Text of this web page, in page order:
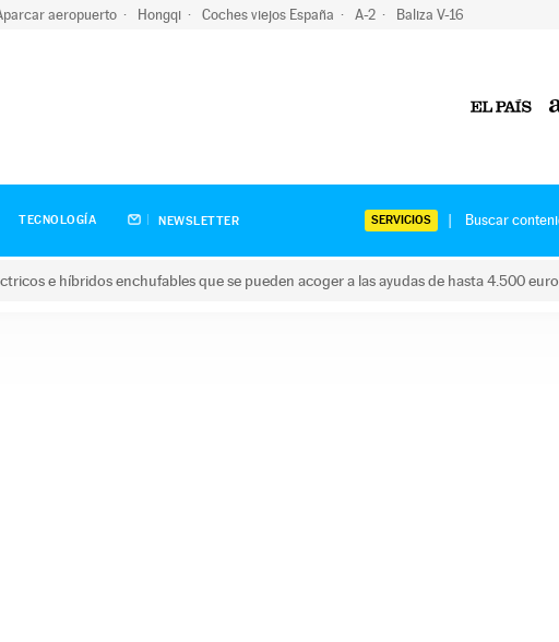
aeropuerto Hongqi Coches viejos España A-2 Baliza V-16
TECNOLOGÍA NEWSLETTER SERVICIOS
e híbridos enchufables que se pueden acoger a las ayudas de hasta 4.500 euro